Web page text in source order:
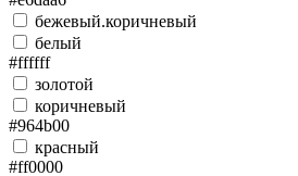
бежевый.коричневый
белый
#ffffff
золотой
коричневый
#964b00
красный
#ff0000